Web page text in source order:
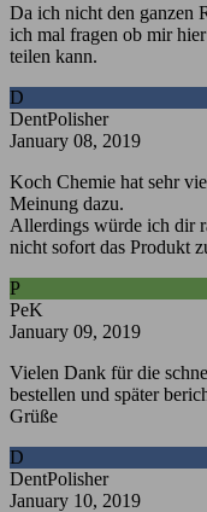
Da ich nicht den ganzen
ich mal fragen ob mir
teilen kann.
D
DentPolisher
January 08, 2019
Koch Chemie hat sehr
Meinung dazu.
Allerdings würde ich dir
nicht sofort das Produkt
P
PeK
January 09, 2019
Vielen Dank für die
bestellen und später
Grüße
D
DentPolisher
January 10, 2019